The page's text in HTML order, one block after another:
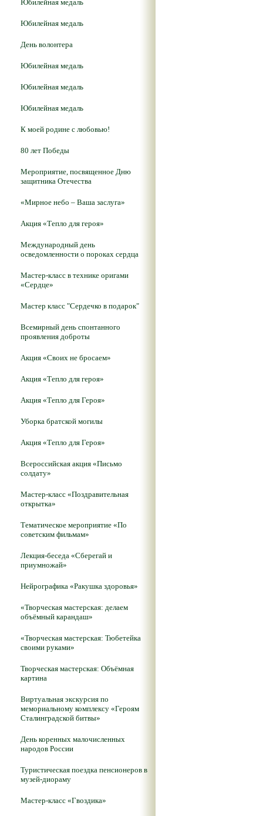
Юбилейная медаль
Юбилейная медаль
День волонтера
Юбилейная медаль
Юбилейная медаль
Юбилейная медаль
К моей родине с любовью!
80 лет Победы
Мероприятие, посвященное Дню
защитника Отечества
«Мирное небо – Ваша заслуга»
Акция «Тепло для героя»
Международный день
осведомленности о пороках сердца
Мастер-класс в технике оригами
«Сердце»
Мастер класс "Сердечко в подарок"
Всемирный день спонтанного
проявления доброты
Акция «Своих не бросаем»
Акция «Тепло для героя»
Акция «Тепло для Героя»
Уборка братской могилы
Акция «Тепло для Героя»
Всероссийская акция «Письмо
солдату»
Мастер-класс «Поздравительная
открытка»
Тематическое мероприятие «По
советским фильмам»
Лекция-беседа «Сберегай и
приумножай»
Нейрографика «Ракушка здоровья»
«Творческая мастерская: делаем
объёмный карандаш»
«Творческая мастерская: Тюбетейка
своими руками»
Творческая мастерская: Объёмная
картина
Виртуальная экскурсия по
мемориальному комплексу «Героям
Сталинградской битвы»
День коренных малочисленных
народов России
Туристическая поездка пенсионеров в
музей-диораму
Мастер-класс «Гвоздика»